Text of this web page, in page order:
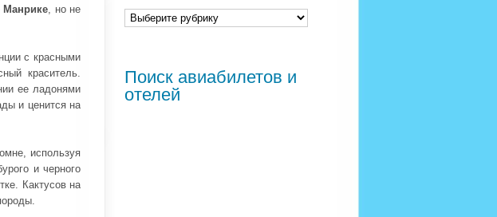
Манрике, но не
с красными
краситель.
ее ладонями
и ценится на
используя
и черного
Кактусов на
Поиск авиабилетов и
отелей